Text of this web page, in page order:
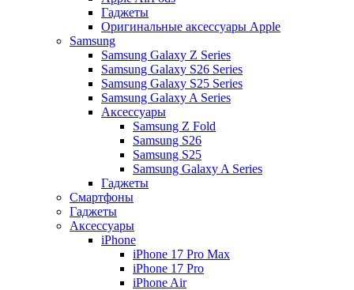
Гаджеты
Оригинальные аксессуары Apple
Samsung
Samsung Galaxy Z Series
Samsung Galaxy S26 Series
Samsung Galaxy S25 Series
Samsung Galaxy A Series
Аксессуары
Samsung Z Fold
Samsung S26
Samsung S25
Samsung Galaxy A Series
Гаджеты
Смартфоны
Гаджеты
Аксессуары
iPhone
iPhone 17 Pro Max
iPhone 17 Pro
iPhone Air